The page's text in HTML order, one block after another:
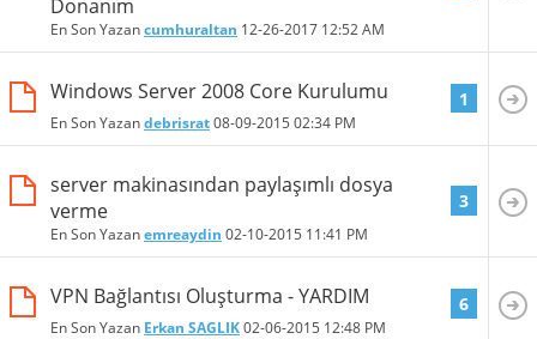
Donanım
En Son Yazancumhuraltan 12-26-2017 12:52 AM
Windows Server 2008 Core Kurulumu
En Son Yazandebrisrat08-09-2015 02:34 PM
1
server makinasından paylaşımlı dosya
verme
En Son Yazanemreaydin 02-10-2015 11:41 PM
3
VPN Bağlantısı Oluşturma - YARDIM
En Son Yazan Erkan SAGLIK02-06-2015 12:48 PM
6